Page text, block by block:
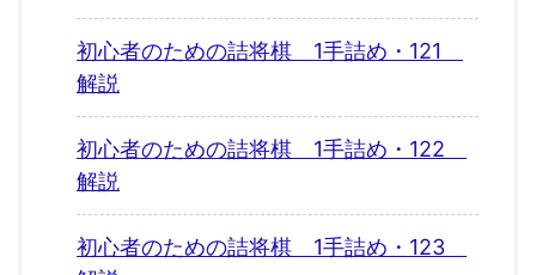
初心者のための詰将棋 1手詰め・121
解説
初心者のための詰将棋 1手詰め・122
解説
初心者のための詰将棋 1手詰め・123